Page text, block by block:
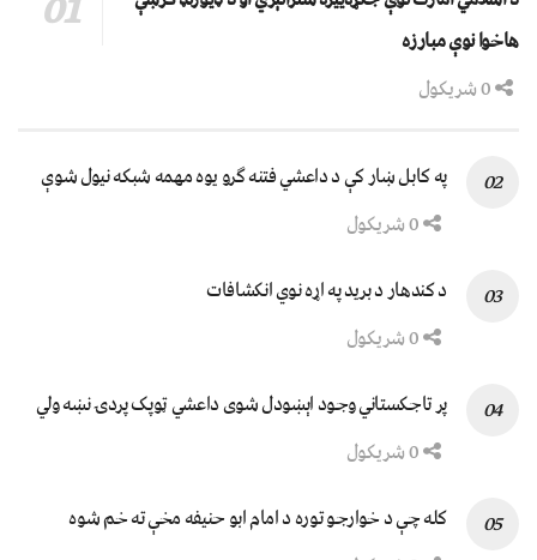
هاخوا نوې مبارزه
په کابل ښار کې د داعشي فتنه ګرو يوه مهمه شبکه نيول شوې
د کندهار د برید په اړه نوي انکشافات
پر تاجکستاني وجود اېښودل شوی داعشي ټوپک پردۍ نښه ولي
کله چې د خوارجو توره د امام ابو حنیفه مخې ته خم شوه